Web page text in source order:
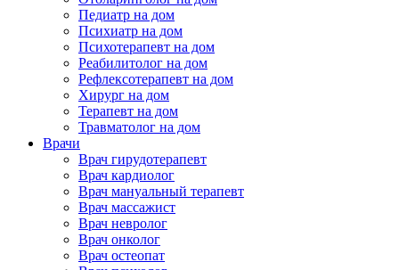
Педиатр на дом
Психиатр на дом
Психотерапевт на дом
Реабилитолог на дом
Рефлексотерапевт на дом
Хирург на дом
Терапевт на дом
Травматолог на дом
Врачи
Врач гирудотерапевт
Врач кардиолог
Врач мануальный терапевт
Врач массажист
Врач невролог
Врач онколог
Врач остеопат